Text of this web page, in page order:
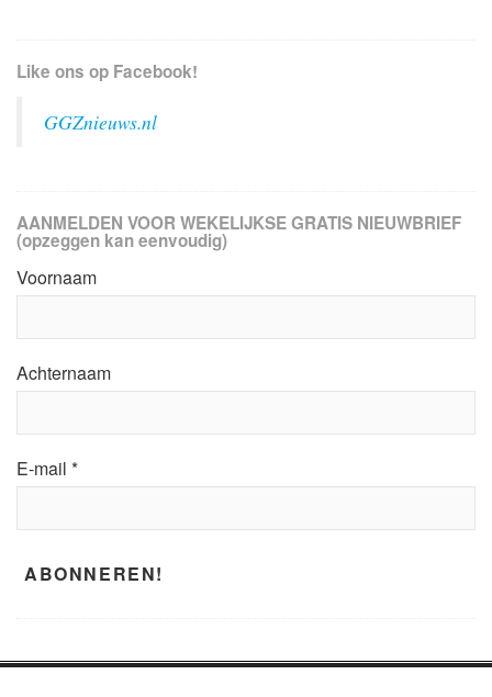
Like ons op Facebook!
GGZnieuws.nl
AANMELDEN VOOR WEKELIJKSE GRATIS NIEUWBRIEF
(opzeggen kan eenvoudig)
Voornaam
Achternaam
E-mail *